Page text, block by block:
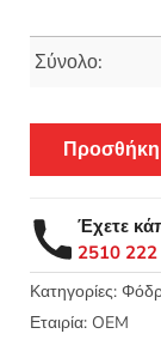
Σύνολο:
Προσθήκη
Έχετε
2510
Κατηγορίες:
Εταιρία: OEM